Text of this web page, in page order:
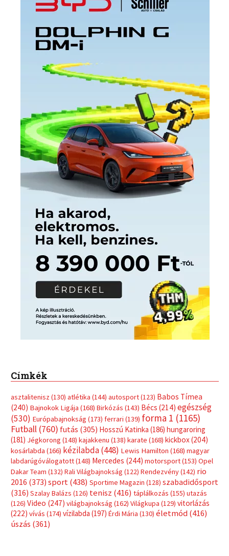
Címkék
asztalitenisz (130) atlétika (144) autosport(123) Babos Tímea
(240) Bajnokok Ligája (168) Birkózás (143) Bécs (214) egészség
(530) Európabajnokság (173) ferrari (139) forma 1 (1165)
Futball (760) futás (305) Hosszú Katinka (186) hungaroring
(181) Jégkorong (148) kajakkenu (138) karate (168) kickbox(204)
kosárlabda (166) kézilabda(448) Lewis Hamilton (168) magyar
labdarúgóválogatott(148) Mercedes (244) motorsport(153) Opel
Dakar Team (132) Rali Világbajnokság (122) Rendezvény(142) rio
2016 (373) sport(438) Sportime Magazin (128) szabadidősport
(316) Szalay Balázs (126) tenisz (416) táplálkozás (155) utazás
(126) Video (247) világbajnokság (162) Világkupa (129) vitorlázás
(222) vívás (174) vízilabda (197) Érdi Mária (130) életmód(416)
úszás (361)